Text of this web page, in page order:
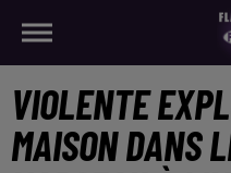
VIOLENTE
MAISON DANS